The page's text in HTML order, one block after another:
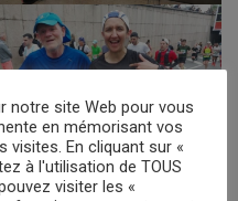
notre site Web pour vous
en mémorisant vos
visites. En cliquant sur «
à l'utilisation de TOUS
visiter les «